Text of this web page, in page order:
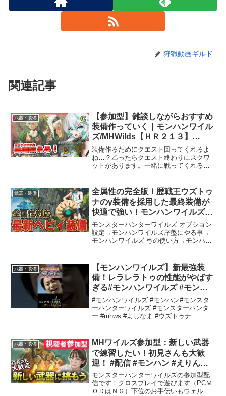
狩猟動画ギルド
関連記事
武器・装備
【参加型】雑談しながらおすすめ
装備作っていく｜モンハンワイル
ズ/MHWilds【ＨＲ２１３】
#ccjp #初見歓迎
装備作るためにクエスト回ってくれるよ
ね…？乙ったらクエスト終わりにスクワ
ットがあります。一緒に戦ってくれる人
んで譲り合いとかしてね（一度も一緒に
クエスト行ってない人が...
武器・装備
全属性の完全版！歴戦王ウズトゥ
ナのγ装備を採用した最終装備が
快適で強い！モンハンワイルズの
ヘビィボウガンの生産＆アーティ
ア武器＆防具＆必須スキル解説
【モンスターハンターワイルズ】
モンスターハンターワイルズ オプション
設定→モンハンワイルズ序盤にやる事→
モンハンワイルズ 弓の使い方→モンハン
Wildsの新情報の解説・攻略・小ネタ...
武器・装備
【モンハンワイルズ】新最強装
備！レラレラトゥの性能がやばす
ぎる#モンハンワイルズ #モンハ
ン #mhws
#モンハンワイルズ #モンハン#モンスタ
ーハンターワイルズ #モンスターハンタ
ー #mhws #よしなま #ウズトゥナ
武器・装備
MHワイルズ参加型：新しい武器
で練習したい！初見さんも大歓
迎！ #配信 #モンハン #えりんぎ
games
モンスターハンターワイルズの参加型配
信です！クロスプレイで遊びます（PCＭ
ＯＤはＮＧ）下位のお手伝いもウェルカ